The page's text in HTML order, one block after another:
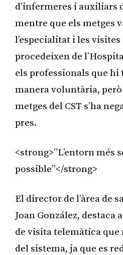
d’infermeres i auxiliars
mentre que els metges
l’especialitat i les
procedeixen de
els professionals que hi
manera voluntària, però
metges del CST s’ha
pres.
<strong>”L’entorn més
possible”</strong>
El director de l’àrea de
Joan González, destaca
de visita telemàtica
del sistema, ja que es